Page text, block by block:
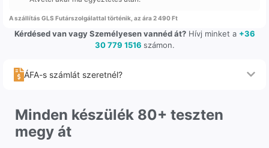
A szállítás GLS Futárszolgálattal történik, az ára 2 490 Ft
Kérdésed van vagy Személyesen vannéd át?Hívj minket a +36
30 779 1516 számon.
ÁFA-s számlát szeretnél?
Minden készülék 80+ teszten
megy át